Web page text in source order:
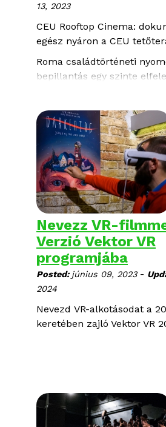
13, 2023
CEU Rooftop Cinema:
egész nyáron a CEU
Roma családtörténeti
bepillantás egy szinte
Mianmarban; fiatalok
és küzdelmei az oktatással,
szerelemmel, a közösséggel
identitással Budapesten,
ban és Transznisztriában:
dokumentumfilmet
nyáron ingyenesen a CEU
épületének tetőteraszán.
Nevezz VR-
Verzió Vektor VR
programjába
Posted:június 09, 2023 -
2024
Nevezd VR-alkotásodat a
keretében zajló Vektor VR